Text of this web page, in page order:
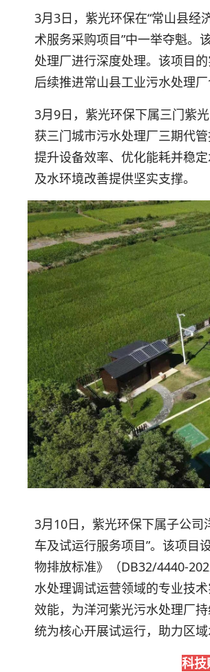
3月3日，紫光环保在“常山县
术服务采购项目”中一举夺魁。
处理厂进行深度处理。该项目
后续推进常山县工业污水处理厂
3月9日，紫光环保下属三门紫
获三门城市污水处理厂三期代
提升设备效率、优化能耗并稳
及水环境改善提供坚实支撑。
3月10日，紫光环保下属子公司
车及试运行服务项目”。该项目
物排放标准》（DB32/4440-
水处理调试运营领域的专业技
效能，为洋河紫光污水处理厂
统为核心开展试运行，助力区
科技